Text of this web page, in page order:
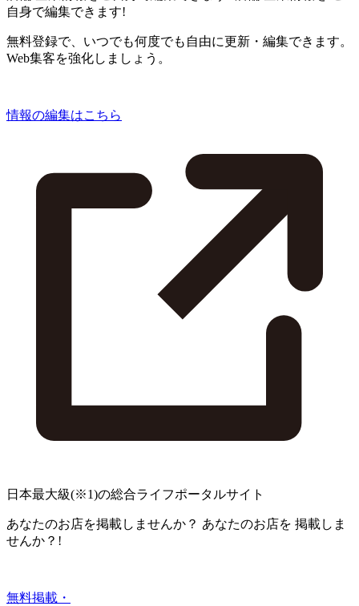
自身で編集できます!
無料登録で、いつでも何度でも自由に更新・編集できます。
Web集客を強化しましょう。
情報の編集はこちら
日本最大級(※1)の総合ライフポータルサイト
あなたのお店を掲載しませんか？ あなたのお店を 掲載しま
せんか？!
無料掲載・